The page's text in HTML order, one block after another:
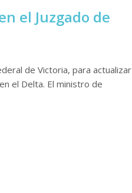
el Juzgado de
de Victoria, para actualizar
el Delta. El ministro de